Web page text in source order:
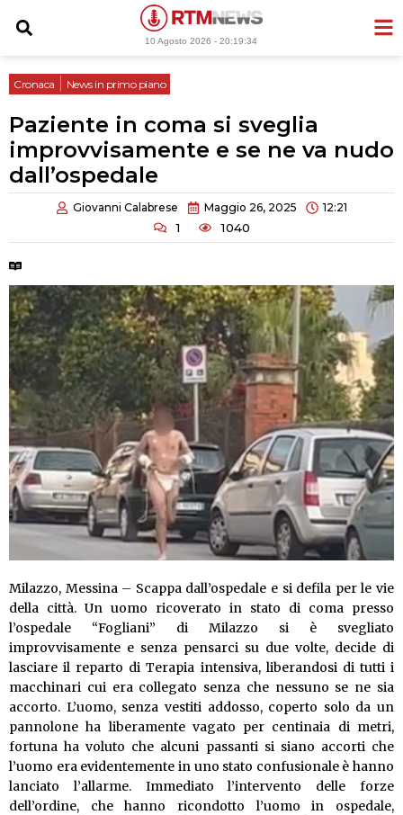
10 Agosto 2026 -20:19:35
Cronaca News in primo piano
Paziente in coma si sveglia
improvvisamente e se ne va nudo
dall’ospedale
Giovanni Calabrese Maggio 26, 2025 12:21
1 1040
Milazzo, Messina – Scappa dall’ospedale e si defila per le vie
della città. Un uomo ricoverato in stato di coma presso
l’ospedale “Fogliani” di Milazzo si è svegliato
improvvisamente e senza pensarci su due volte, decide di
lasciare il reparto di Terapia intensiva, liberandosi di tutti i
macchinari cui era collegato senza che nessuno se ne sia
accorto. L’uomo, senza vestiti addosso, coperto solo da un
pannolone ha liberamente vagato per centinaia di metri,
fortuna ha voluto che alcuni passanti si siano accorti che
l’uomo era evidentemente in uno stato confusionale è hanno
lanciato l’allarme. Immediato l’intervento delle forze
dell’ordine, che hanno ricondotto l’uomo in ospedale,